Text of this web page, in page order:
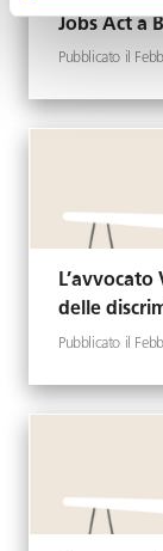
Jobs Act a
delle